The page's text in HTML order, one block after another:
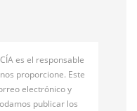
es el responsable
proporcione. Este
electrónico y
publicar los